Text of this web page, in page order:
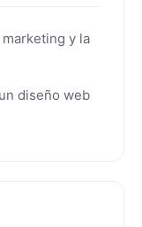
y la
diseño web